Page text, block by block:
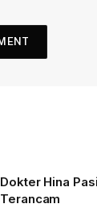
Dokter Hina
Terancam